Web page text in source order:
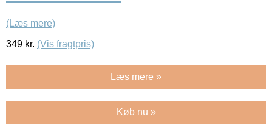
(Læs mere)
349 kr. (Vis fragtpris)
Læs mere »
Køb nu »